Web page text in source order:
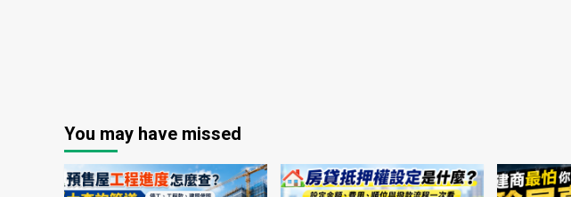
You may have missed